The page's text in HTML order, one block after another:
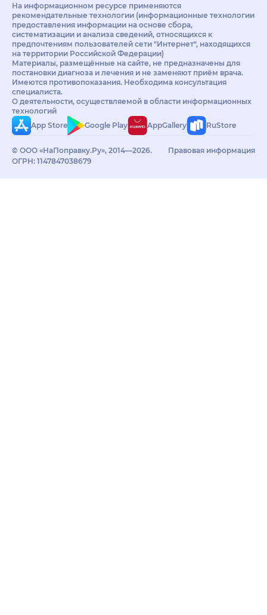
На информационном ресурсе применяются
рекомендательные технологии (информационные технологии
предоставления информации на основе сбора,
систематизации и анализа сведений, относящихся к
предпочтениям пользователей сети "Интернет", находящихся
на территории Российской Федерации)
Материалы, размещённые на сайте, не предназначены для
постановки диагноза и лечения и не заменяют приём врача.
Имеются противопоказания. Необходима консультация
специалиста.
О деятельности, осуществляемой в области информационных
технологий
App Store
Google Play AppGallery RuStore
© ООО «НаПоправку.Ру», 2014—2026.
ОГРН: 1147847038679
Правовая информация